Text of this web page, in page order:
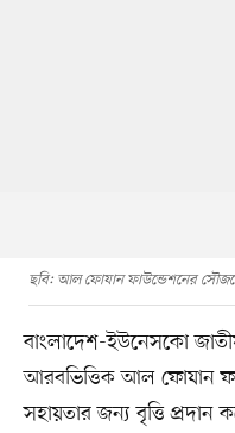
ছবি: আল ফোযান ফাউন্ডেশনের
বাংলাদেশ-ইউনেসকো
আরবভিত্তিক আল ফোযান
সহায়তার জন্য বৃত্তি